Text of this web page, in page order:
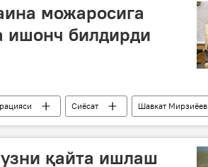
можаросига
ишонч билдирди
Сиёсат
Шавкат Мирзиёев
Ўзбекистон АҚШ
қайта ишлаш